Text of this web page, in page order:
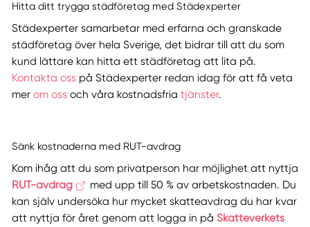
Hitta ditt trygga städföretag med Städexperter
Städexperter samarbetar med erfarna och granskade
städföretag över hela Sverige, det bidrar till att du som
kund lättare kan hitta ett städföretag att lita på.
Kontakta osspå Städexperter redan idag för att få veta
mer om ossoch våra kostnadsfria tjänster.
Sänk kostnaderna med RUT-avdrag
Kom ihåg att du som privatperson har möjlighet att nyttja
RUT-avdrag
med upp till 50 % av arbetskostnaden. Du
kan själv undersöka hur mycket skatteavdrag du har kvar
att nyttja för året genom att logga in på Skatteverkets